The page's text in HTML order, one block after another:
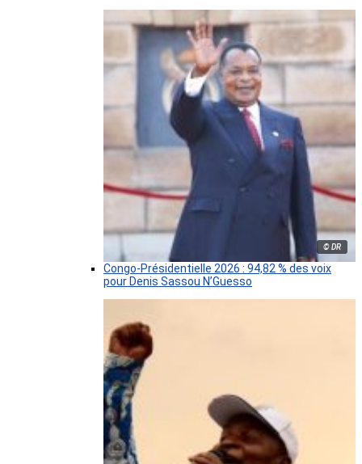
© DR
Congo-Présidentielle 2026 : 94,82 % des voix
pour Denis Sassou N’Guesso